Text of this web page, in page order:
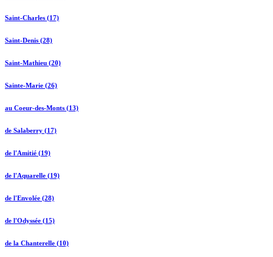
Saint-Charles (17)
Saint-Denis (28)
Saint-Mathieu (20)
Sainte-Marie (26)
au Coeur-des-Monts (13)
de Salaberry (17)
de l'Amitié (19)
de l'Aquarelle (19)
de l'Envolée (28)
de l'Odyssée (15)
de la Chanterelle (10)